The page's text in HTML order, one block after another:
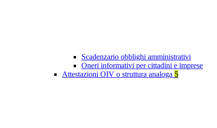
Scadenzario obblighi amministrativi
Oneri informativi per cittadini e imprese
Attestazioni OIV o struttura analoga 5